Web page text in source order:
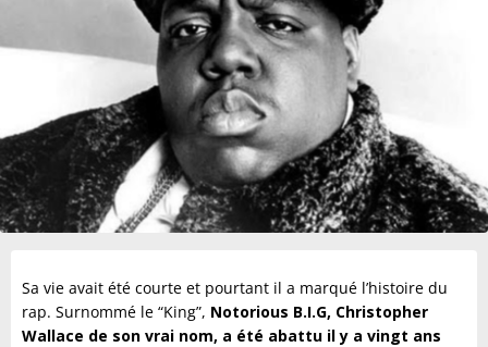
Sa vie avait été courte et pourtant il a marqué l’histoire du
rap. Surnommé le “King”, Notorious B.I.G, Christopher
Wallace de son vrai nom, a été abattu il y a vingt ans